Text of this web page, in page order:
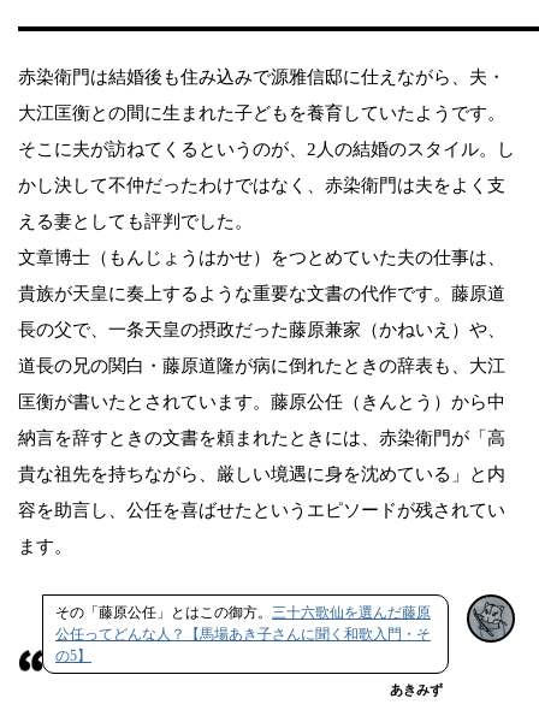
赤染衛門は結婚後も住み込みで源雅信邸に仕えながら、夫・
大江匡衡との間に生まれた子どもを養育していたようです。
そこに夫が訪ねてくるというのが、2人の結婚のスタイル。し
かし決して不仲だったわけではなく、赤染衛門は夫をよく支
える妻としても評判でした。
文章博士（もんじょうはかせ）をつとめていた夫の仕事は、
貴族が天皇に奏上するような重要な文書の代作です。藤原道
長の父で、一条天皇の摂政だった藤原兼家（かねいえ）や、
道長の兄の関白・藤原道隆が病に倒れたときの辞表も、大江
匡衡が書いたとされています。藤原公任（きんとう）から中
納言を辞すときの文書を頼まれたときには、赤染衛門が「高
貴な祖先を持ちながら、厳しい境遇に身を沈めている」と内
容を助言し、公任を喜ばせたというエピソードが残されてい
ます。
その「藤原公任」とはこの御方。 三十六歌仙を選んだ藤原
公任ってどんな人？【馬場あき子さんに聞く和歌入門・そ
の5】
あきみず